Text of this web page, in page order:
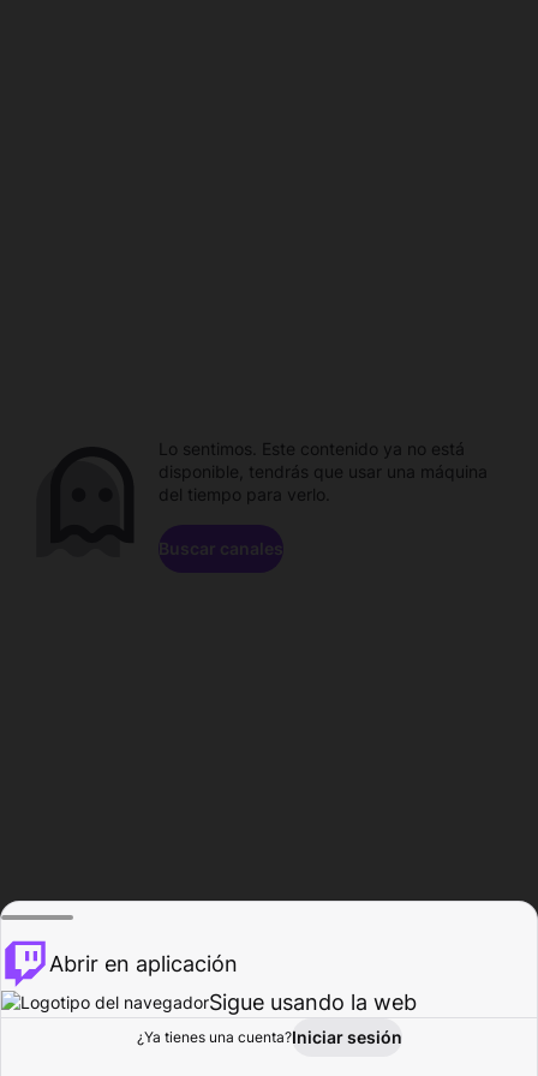
Explorar Actividad
Lo sentimos. Este contenido ya no está
disponible, tendrás que usar una máquina
del tiempo para verlo.
Buscar canales
Abrir en aplicación
Sigue usando la web
¿Ya tienes una cuenta?Iniciar sesión